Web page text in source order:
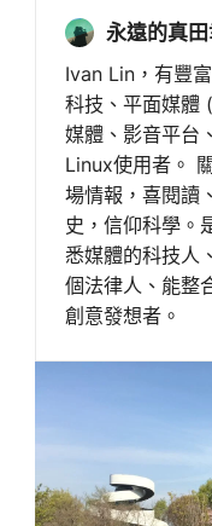
永遠的真
Ivan Lin，有豐
科技、平面媒體
媒體、影音平台
Linux使用者。
場情報，喜閱讀
史，信仰科學。
悉媒體的科技人
個法律人、能整
創意發想者。